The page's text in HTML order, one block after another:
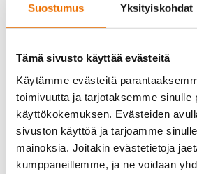
Suostumus Yksityiskohdat
Tämä sivusto käyttää evästeitä
Käytämme evästeitä
toimivuutta ja tarjotaksemme sinulle
käyttökokemuksen. Evästeiden
sivuston käyttöä ja tarjoamme
mainoksia. Joitakin evästetietoja
kumppaneillemme, ja ne voidaan